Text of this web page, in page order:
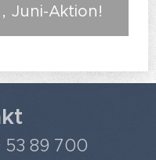
Juni-Aktion!
53 89 700